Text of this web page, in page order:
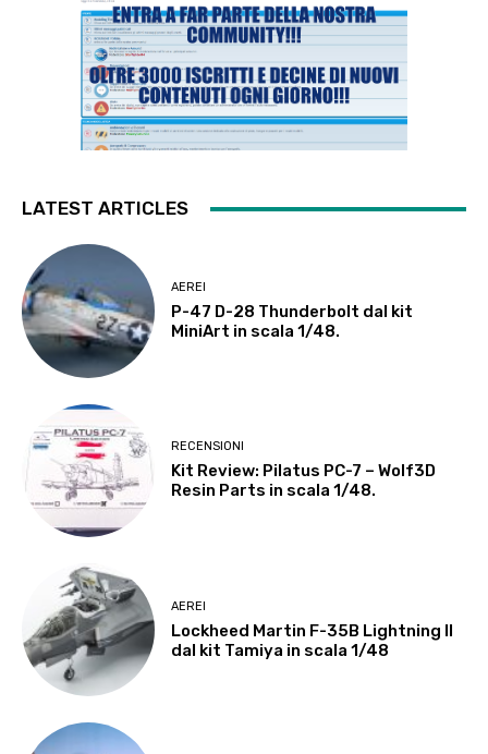
LATEST ARTICLES
AEREI
P-47 D-28 Thunderbolt dal kit
MiniArt in scala 1/48.
RECENSIONI
Kit Review: Pilatus PC-7 – Wolf3D
Resin Parts in scala 1/48.
AEREI
Lockheed Martin F-35B Lightning II
dal kit Tamiya in scala 1/48